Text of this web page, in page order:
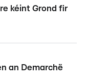
kéint Grond fir
an Demarchë